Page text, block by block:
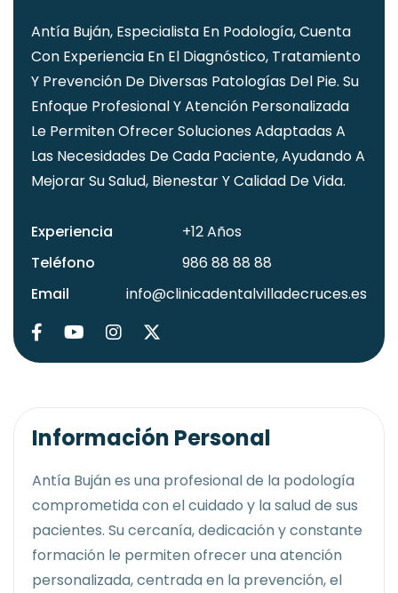
Antía Buján, Especialista En Podología, Cuenta
Con Experiencia En El Diagnóstico, Tratamiento
Y Prevención De Diversas Patologías Del Pie. Su
Enfoque Profesional Y Atención Personalizada
Le Permiten Ofrecer Soluciones Adaptadas A
Las Necesidades De Cada Paciente, Ayudando A
Mejorar Su Salud, Bienestar Y Calidad De Vida.
Experiencia
+12 Años
Teléfono
986 88 88 88
Email
info@clinicadentalvilladecruces.es
Información Personal
Antía Buján es una profesional de la podología
comprometida con el cuidado y la salud de sus
pacientes. Su cercanía, dedicación y constante
formación le permiten ofrecer una atención
personalizada, centrada en la prevención, el